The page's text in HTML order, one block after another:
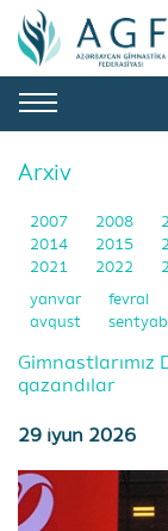
Arxiv
2007 2008
2014
2015
2021
2022
yanvar fevral
avqust
Gimnastlarımız
qazandılar
29 iyun 2026